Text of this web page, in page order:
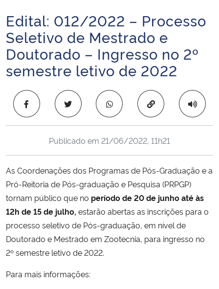
Ministério da Infraestrutura
Ministério da Agricultura, Pecuária e Abastecimento
Ministério da Educação
Ministério da Cidadania
Ministério da Saúde
Ministério de Minas e Energia
Ministério da Ciência, Tecnologia, Inovações e Comunicações
Ministério do Meio Ambiente
Ministério do Turismo
Ministério do Desenvolvimento Regional
Controladoria-Geral da União
Início do conteúdo
Edital: 012/2022 – Processo
Seletivo de Mestrado e
Doutorado – Ingresso no 2º
semestre letivo de 2022
Copiar para área
Publicado em 21/06/2022, 11h21
As Coordenações dos Programas de Pós-Graduação e a
Pró-Reitoria de Pós-graduação e Pesquisa (PRPGP)
tornam público que no período de 20 de junho até às
12h de 15 de julho, estarão abertas as inscrições para o
processo seletivo de Pós-graduação, em nível de
Doutorado e Mestrado em Zootecnia, para ingresso no
2º semestre letivo de 2022.
Para mais informações: